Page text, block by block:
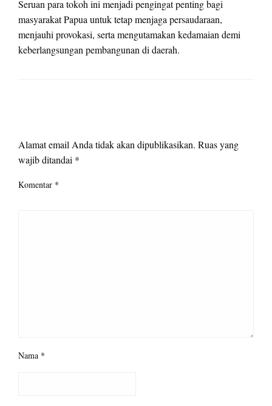
Seruan para tokoh ini menjadi pengingat penting bagi
masyarakat Papua untuk tetap menjaga persaudaraan,
menjauhi provokasi, serta mengutamakan kedamaian demi
keberlangsungan pembangunan di daerah.
Alamat email Anda tidak akan dipublikasikan. Ruas yang
wajib ditandai *
Komentar *
Nama *